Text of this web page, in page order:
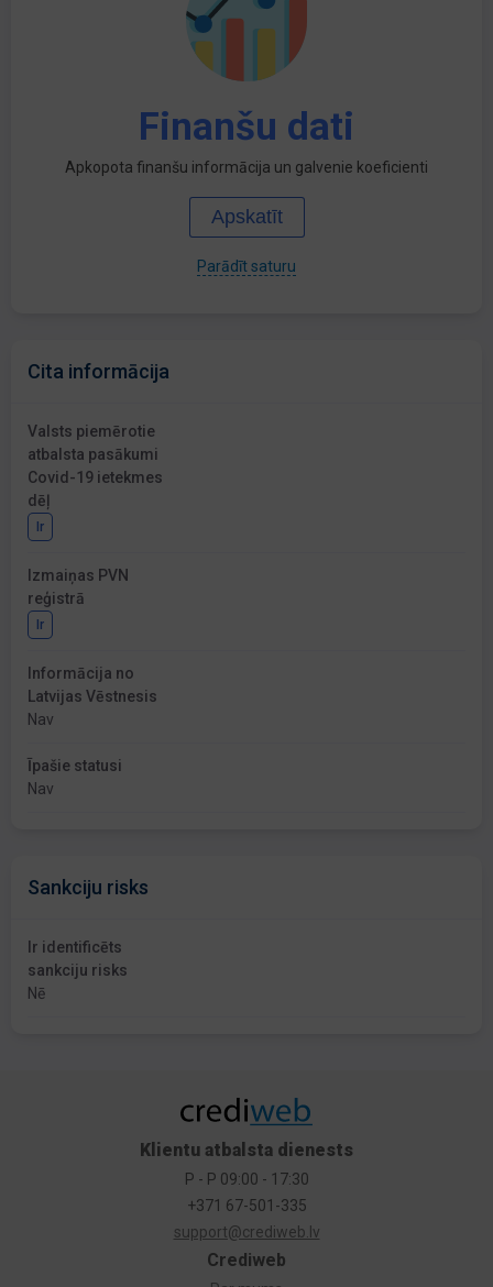
Finanšu dati
Apkopota finanšu informācija un galvenie koeficienti
Apskatīt
Parādīt saturu
Cita informācija
Valsts piemērotie
atbalsta pasākumi
Covid-19 ietekmes
dēļ
Ir
Izmaiņas PVN
reģistrā
Ir
Informācija no
Latvijas Vēstnesis
Nav
Īpašie statusi
Nav
Sankciju risks
Ir identificēts
sankciju risks
Nē
Crediweb
Klientu atbalsta dienests
P - P 09:00 - 17:30
+371 67-501-335
support@crediweb.lv